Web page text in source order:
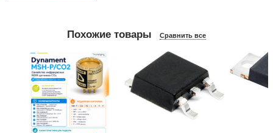
Похожие товары Сравнить все